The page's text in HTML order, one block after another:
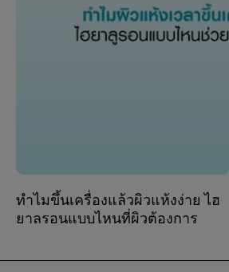
ทำไมขึ้นเครื่องแล้วผิวแห้งง่าย ไฮ
ยาลูรอนแบบไหนที่ผิวต้องการ